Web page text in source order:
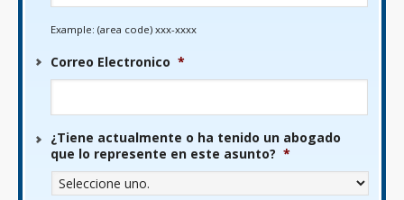
Example: (area code) xxx-xxxx
Correo Electronico *
¿Tiene actualmente o ha tenido un abogado
que lo represente en este asunto? *